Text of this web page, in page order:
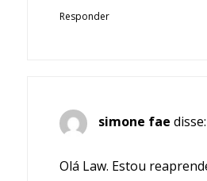
Responder
simone fae disse:
Olá Law. Estou